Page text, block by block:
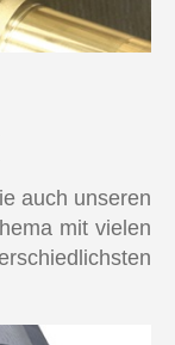
auch unseren
mit vielen